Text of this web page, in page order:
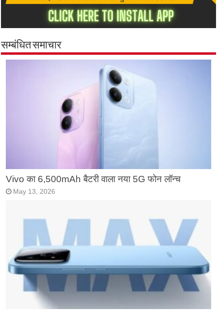
सम्बंधित समाचार
Vivo का 6,500mAh बैटरी वाला नया 5G फोन लॉन्च
May 13, 2026